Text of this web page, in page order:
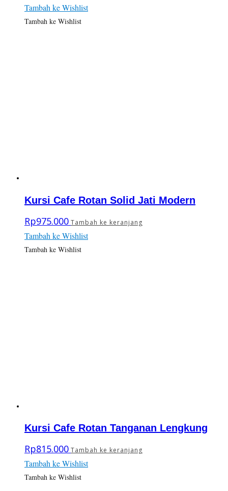
Tambah ke Wishlist
Tambah ke Wishlist
Kursi Cafe Rotan Solid Jati Modern
Rp975.000 Tambah ke keranjang
Tambah ke Wishlist
Tambah ke Wishlist
Kursi Cafe Rotan Tanganan Lengkung
Rp815.000 Tambah ke keranjang
Tambah ke Wishlist
Tambah ke Wishlist